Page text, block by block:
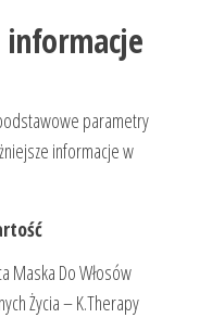
informacje
parametry
informacje w
Maska ​​Do Włosów
Życia – K.Therapy